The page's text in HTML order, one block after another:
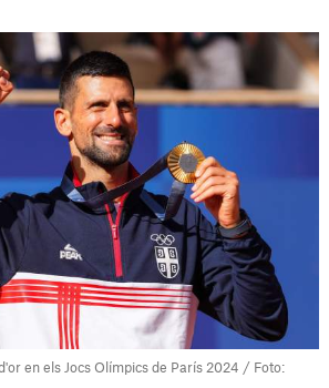
en els Jocs Olímpics de París 2024 / Foto: